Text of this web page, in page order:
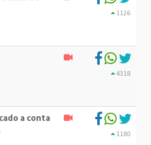
1126
4318
a conta
1180